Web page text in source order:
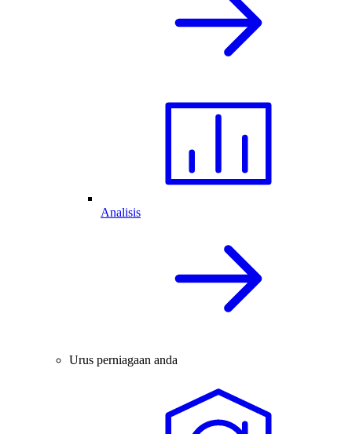
Analisis
Urus perniagaan anda